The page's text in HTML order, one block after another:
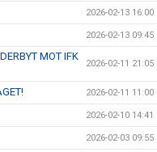
2026-02-13 16:00
2026-02-13 09:45
MOT IFK
2026-02-11 21:05
2026-02-11 11:00
2026-02-10 14:41
2026-02-03 09:55